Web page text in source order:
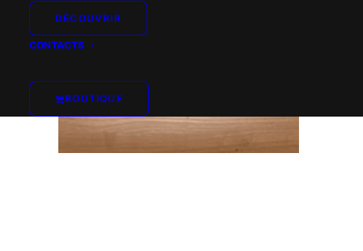
DÉCOUVRIR
CONTACTS
BOUTIQUE